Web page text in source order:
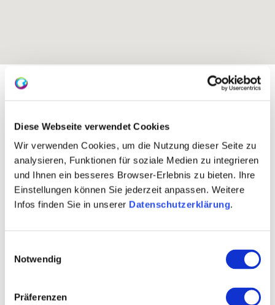
Diese Webseite verwendet Cookies
Wir verwenden Cookies, um die Nutzung dieser Seite zu
analysieren, Funktionen für soziale Medien zu integrieren
und Ihnen ein besseres Browser-Erlebnis zu bieten. Ihre
Einstellungen können Sie jederzeit anpassen. Weitere
Infos finden Sie in unserer Datenschutzerklärung.
Notwendig
Präferenzen
Gemeinde:
Gau-Algesheim
100-230 m
Ostnordost und Südwest
Bereich: